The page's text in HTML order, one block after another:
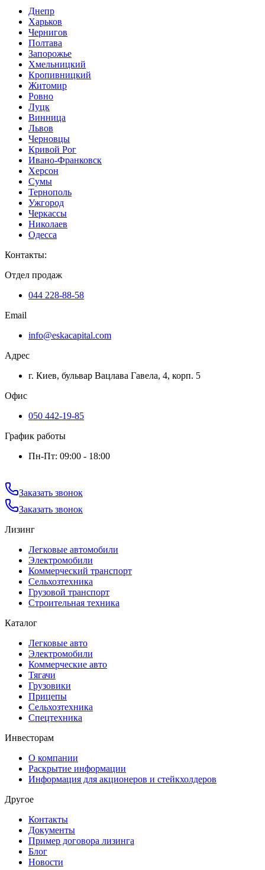
Днепр
Харьков
Чернигов
Полтава
Запорожье
Хмельницкий
Кропивницкий
Житомир
Ровно
Луцк
Винница
Львов
Черновцы
Кривой Рог
Ивано-Франковск
Херсон
Сумы
Тернополь
Ужгород
Черкассы
Николаев
Одесса
Контакты:
Отдел продаж
044 228-88-58
Email
info@eskacapital.com
Адрес
г. Киев, бульвар Вацлава Гавела, 4, корп. 5
Офис
050 442-19-85
График работы
Пн-Пт: 09:00 - 18:00
Заказать звонок
Заказать звонок
Лизинг
Легковые автомобили
Электромобили
Коммерческий транспорт
Сельхозтехника
Грузовой транспорт
Строительная техника
Каталог
Легковые авто
Электромобили
Коммерческие авто
Тягачи
Грузовики
Прицепы
Сельхозтехника
Спецтехника
Инвесторам
О компании
Раскрытие информации
Информация для акционеров и стейкхолдеров
Другое
Контакты
Документы
Пример договора лизинга
Блог
Новости